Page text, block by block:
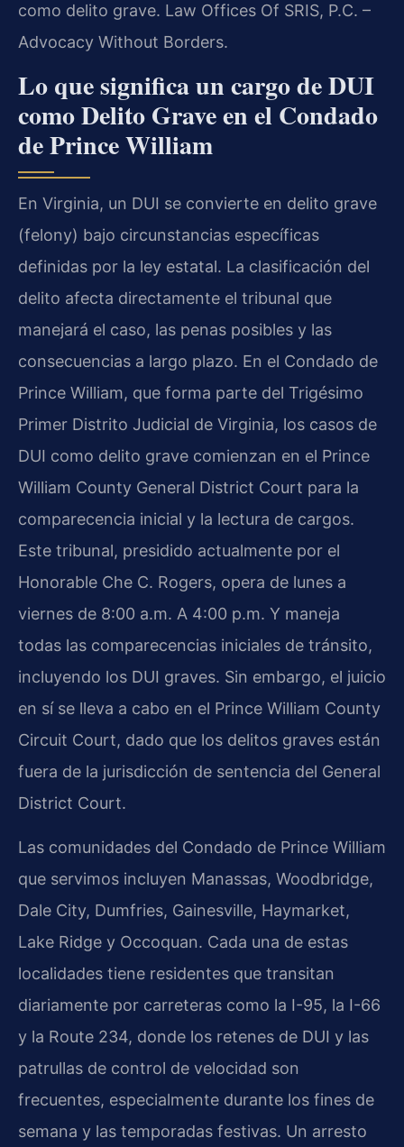
como delito grave. Law Offices Of SRIS, P.C. –
Advocacy Without Borders.
Lo que significa un cargo de DUI
como Delito Grave en el Condado
de Prince William
En Virginia, un DUI se convierte en delito grave
(felony) bajo circunstancias específicas
definidas por la ley estatal. La clasificación del
delito afecta directamente el tribunal que
manejará el caso, las penas posibles y las
consecuencias a largo plazo. En el Condado de
Prince William, que forma parte del Trigésimo
Primer Distrito Judicial de Virginia, los casos de
DUI como delito grave comienzan en el Prince
William County General District Court para la
comparecencia inicial y la lectura de cargos.
Este tribunal, presidido actualmente por el
Honorable Che C. Rogers, opera de lunes a
viernes de 8:00 a.m. A 4:00 p.m. Y maneja
todas las comparecencias iniciales de tránsito,
incluyendo los DUI graves. Sin embargo, el juicio
en sí se lleva a cabo en el Prince William County
Circuit Court, dado que los delitos graves están
fuera de la jurisdicción de sentencia del General
District Court.
Las comunidades del Condado de Prince William
que servimos incluyen Manassas, Woodbridge,
Dale City, Dumfries, Gainesville, Haymarket,
Lake Ridge y Occoquan. Cada una de estas
localidades tiene residentes que transitan
diariamente por carreteras como la I-95, la I-66
y la Route 234, donde los retenes de DUI y las
patrullas de control de velocidad son
frecuentes, especialmente durante los fines de
semana y las temporadas festivas. Un arresto